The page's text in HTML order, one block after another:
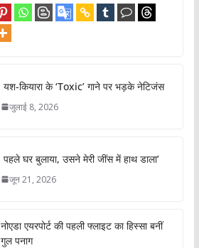
यश-कियारा के ‘Toxic’ गाने पर भड़के नेटिजंस
जुलाई 8, 2026
पहले घर बुलाया, उसने मेरी जींस में हाथ डाला’
जून 21, 2026
नोएडा एयरपोर्ट की पहली फ्लाइट का हिस्सा बनीं
गुल पनाग